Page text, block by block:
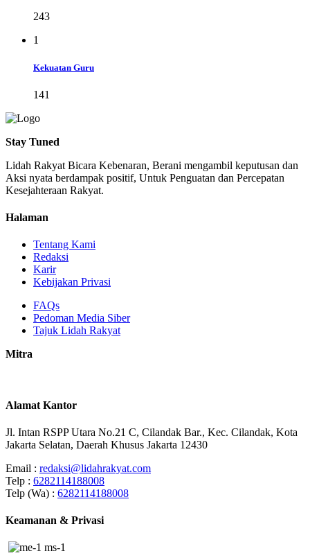
243
1
Kekuatan Guru
141
Stay Tuned
Lidah Rakyat Bicara Kebenaran, Berani mengambil keputusan dan
Aksi nyata berdampak positif, Untuk Penguatan dan Percepatan
Kesejahteraan Rakyat.
Halaman
Tentang Kami
Redaksi
Karir
Kebijakan Privasi
FAQs
Pedoman Media Siber
Tajuk Lidah Rakyat
Mitra
Alamat Kantor
Jl. Intan RSPP Utara No.21 C, Cilandak Bar., Kec. Cilandak, Kota
Jakarta Selatan, Daerah Khusus Jakarta 12430
Email : redaksi@lidahrakyat.com
Telp : 6282114188008
Telp (Wa) : 6282114188008
Keamanan & Privasi